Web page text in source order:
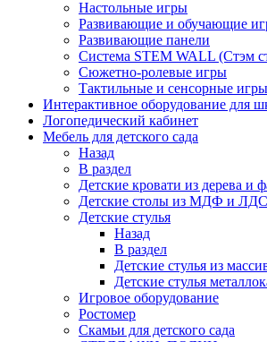
Настольные игры
Развивающие и обучающие
Развивающие панели
Система STEM WALL (Cтэм
Сюжетно-ролевые игры
Тактильные и сенсорные игры
Интерактивное оборудование для
Логопедический кабинет
Мебель для детского сада
Назад
В раздел
Детские кровати из дерева и
Детские столы из МДФ и
Детские стулья
Назад
В раздел
Детские стулья из
Детские стулья
Игровое оборудование
Ростомер
Скамьи для детского сада